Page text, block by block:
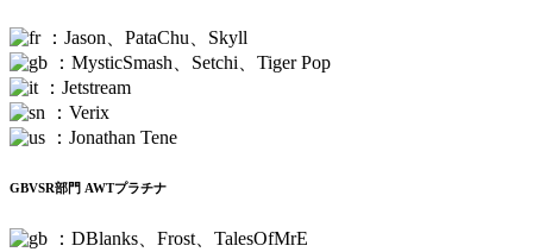
：Jason、PataChu、Skyll
：MysticSmash、Setchi、Tiger Pop
：Jetstream
：Verix
：Jonathan Tene
GBVSR部門 AWTプラチナ
：DBlanks、Frost、TalesOfMrE